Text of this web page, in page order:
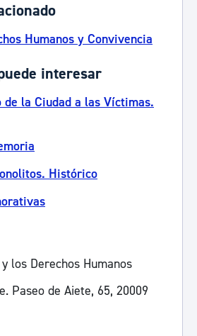
Humanos y Convivencia
interesar
de la Ciudad a las Víctimas.
Histórico
los Derechos Humanos
Paseo de Aiete, 65, 20009